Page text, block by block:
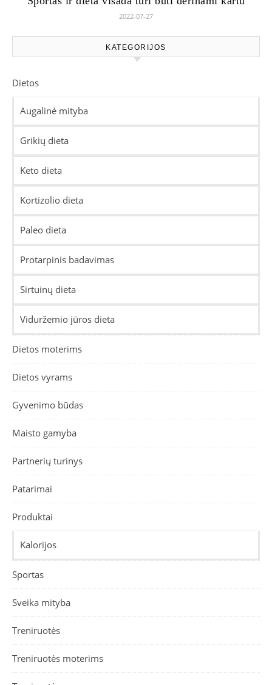
2022-07-27
KATEGORIJOS
Dietos
Augalinė mityba
Grikių dieta
Keto dieta
Kortizolio dieta
Paleo dieta
Protarpinis badavimas
Sirtuinų dieta
Viduržemio jūros dieta
Dietos moterims
Dietos vyrams
Gyvenimo būdas
Maisto gamyba
Partnerių turinys
Patarimai
Produktai
Kalorijos
Sportas
Sveika mityba
Treniruotės
Treniruotės moterims